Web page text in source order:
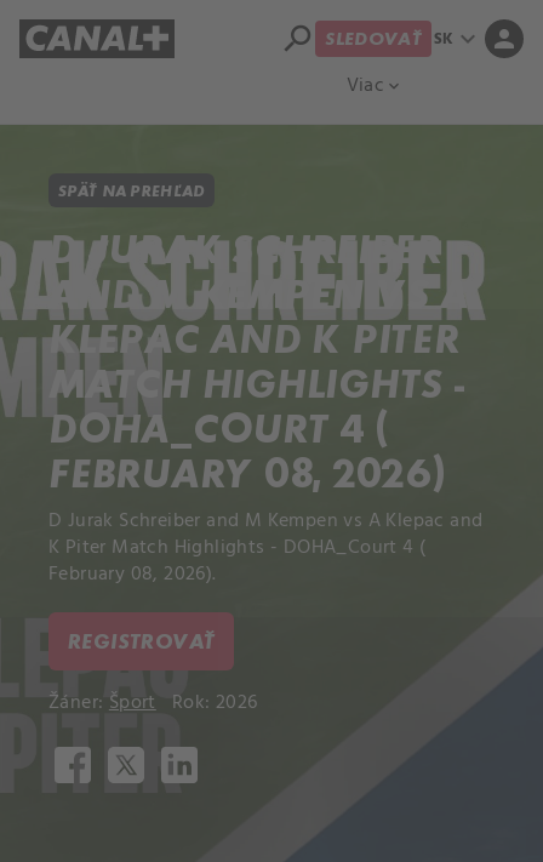
Viac expand_more
search SLEDOVAŤ SK expand_more person
SPÄŤ NA PREHĽAD
D JURAK SCHREIBER
AND M KEMPEN VS A
KLEPAC AND K PITER
MATCH HIGHLIGHTS -
DOHA_COURT 4 (
FEBRUARY 08, 2026)
D Jurak Schreiber and M Kempen vs A Klepac and
K Piter Match Highlights - DOHA_Court 4 (
February 08, 2026).
REGISTROVAŤ
Žáner: Šport Rok: 2026